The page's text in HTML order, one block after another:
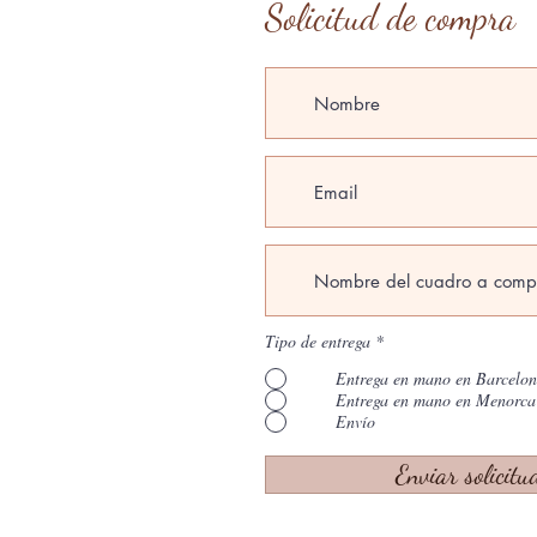
Solicitud de compra
Tipo de entrega *
Entrega en mano en
Entrega en mano en Menorca
Envío
Enviar